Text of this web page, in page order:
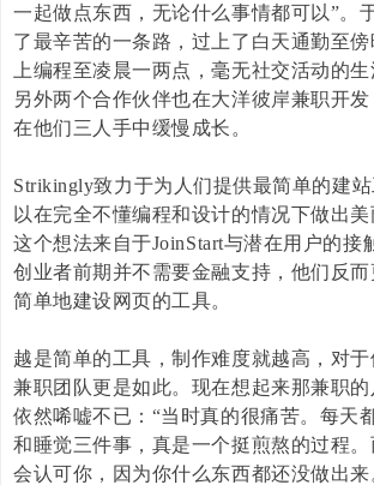
一起做点东西，无论什么事情都可以”。
了最辛苦的一条路，过上了白天通勤至
上编程至凌晨一两点，毫无社交活动的生
另外两个合作伙伴也在大洋彼岸兼职开发
在他们三人手中缓慢成长。
Strikingly致力于为人们提供最简单的建
以在完全不懂编程和设计的情况下做出美
这个想法来自于JoinStart与潜在用户的接
创业者前期并不需要金融支持，他们反
简单地建设网页的工具。
越是简单的工具，制作难度就越高，对
兼职团队更是如此。现在想起来那兼职
依然唏嘘不已：“当时真的很痛苦。每天
和睡觉三件事，真是一个挺煎熬的过程
会认可你，因为你什么东西都还没做出